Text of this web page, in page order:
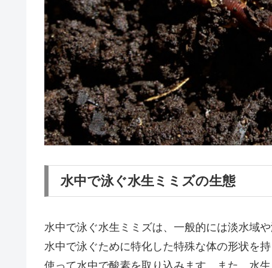
水中で泳ぐ水生ミミズの生態
水中で泳ぐ水生ミミズは、一般的には淡水域
水中で泳ぐために特化した特殊な体の形状を